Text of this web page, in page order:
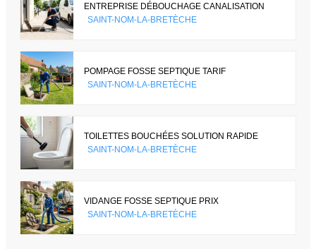
ENTREPRISE DÉBOUCHAGE CANALISATION
SAINT-NOM-LA-BRETÈCHE
POMPAGE FOSSE SEPTIQUE TARIF
SAINT-NOM-LA-BRETÈCHE
TOILETTES BOUCHÉES SOLUTION RAPIDE
SAINT-NOM-LA-BRETÈCHE
VIDANGE FOSSE SEPTIQUE PRIX
SAINT-NOM-LA-BRETÈCHE